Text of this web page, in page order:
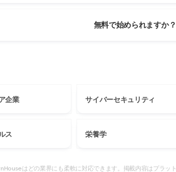
無料で始められますか？
企業 サイバーセキュリティ
ス 栄養学
はどの業界にも柔軟に対応できます。掲載内容はプラッ